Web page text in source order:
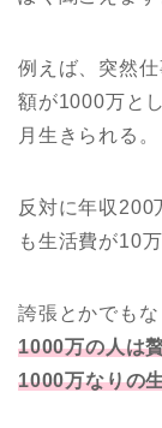
例えば、突然
額が1000万と
月生きられる。
反対に年収200
も生活費が10
誇張とかでも
1000万の人は
1000万なりの